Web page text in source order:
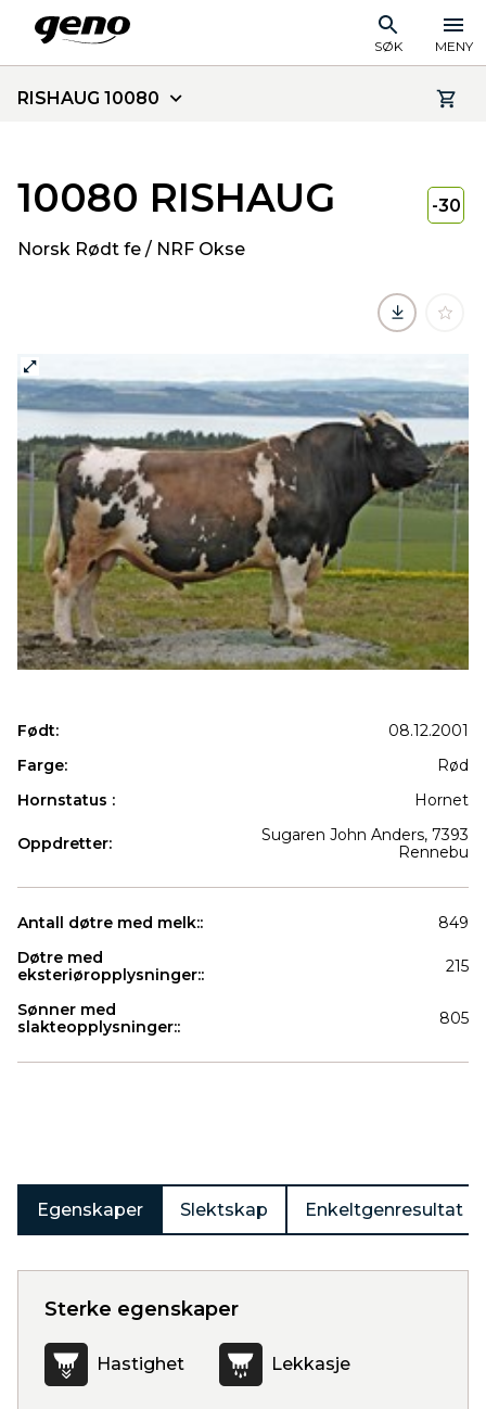
SØK MENY
RISHAUG 10080
10080 RISHAUG
Norsk Rødt fe / NRF Okse
-30
Født:
08.12.2001
Farge:
Rød
Hornstatus :
Hornet
Oppdretter:
Sugaren John Anders, 7393
Rennebu
Antall døtre med melk::
849
Døtre med
eksteriøropplysninger::
215
Sønner med
slakteopplysninger::
805
Egenskaper Slektskap Enkeltgenresultat
Sterke egenskaper
Hastighet Lekkasje